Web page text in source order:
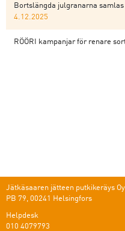
Bortslängda julgranarna
4.12.2025
RÖÖRI kampanjar för renare
Jätkäsaaren jätteen putkikeräys Oy
PB 79, 00241 Helsingfors
Helpdesk
010 4079793